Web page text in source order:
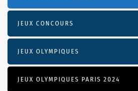
JEUX CONCOURS
JEUX OLYMPIQUES
JEUX OLYMPIQUES PARIS 2024